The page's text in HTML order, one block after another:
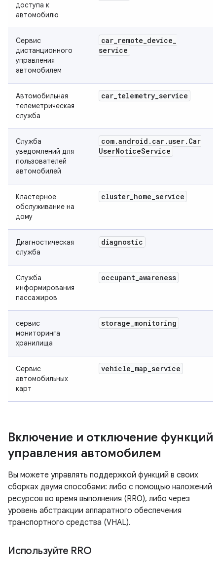
доступа к
автомобилю
Сервис
дистанционного
управления
автомобилем
car_remote_device_
service
Автомобильная
телеметрическая
служба
car_telemetry_service
Служба
уведомлений для
пользователей
автомобилей
com.android . car. user. Car
UserNoticeService
Кластерное
обслуживание на
дому
cluster_home_service
Диагностическая
служба
diagnostic
Служба
информирования
пассажиров
occupant_awareness
сервис
мониторинга
хранилища
storage_monitoring
Сервис
автомобильных
карт
vehicle_map_service
Включение и отключение функций
управления автомобилем
Вы можете управлять поддержкой функций в своих
сборках двумя способами: либо с помощью наложений
ресурсов во время выполнения (RRO), либо через
уровень абстракции аппаратного обеспечения
транспортного средства (VHAL).
Используйте RRO